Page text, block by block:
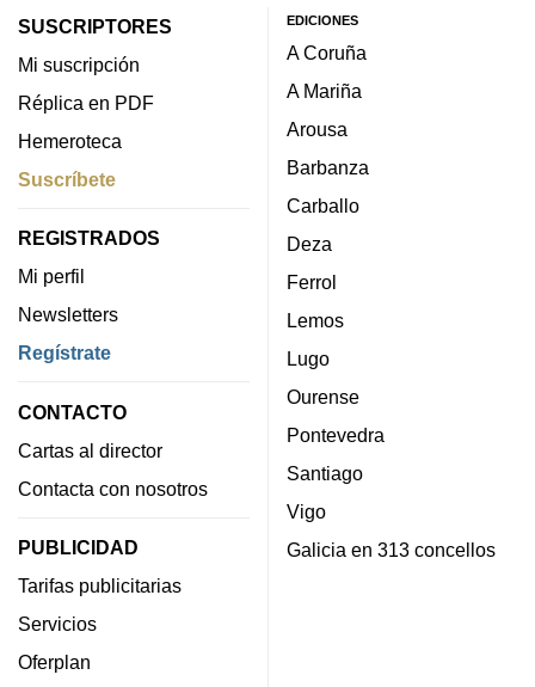
SUSCRIPTORES
Mi suscripción
Réplica en PDF
Hemeroteca
Suscríbete
REGISTRADOS
Mi perfil
Newsletters
Regístrate
CONTACTO
Cartas al director
Contacta con nosotros
PUBLICIDAD
Tarifas publicitarias
Servicios
Oferplan
EDICIONES
A Coruña
A Mariña
Arousa
Barbanza
Carballo
Deza
Ferrol
Lemos
Lugo
Ourense
Pontevedra
Santiago
Vigo
Galicia en 313 concellos